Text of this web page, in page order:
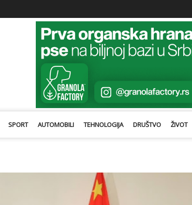
SPORT AUTOMOBILI TEHNOLOGIJA DRUŠTVO ŽIVOT